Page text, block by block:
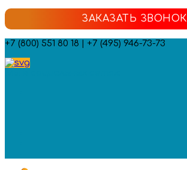
ЗАКАЗАТЬ ЗВОНОК
+7 (800) 551 80 18 | +7 (495) 946-73-73